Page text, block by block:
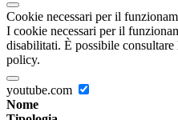
Cookie necessari per il
I cookie necessari per il
disabilitati. È possibile
policy.
youtube.com
Nome